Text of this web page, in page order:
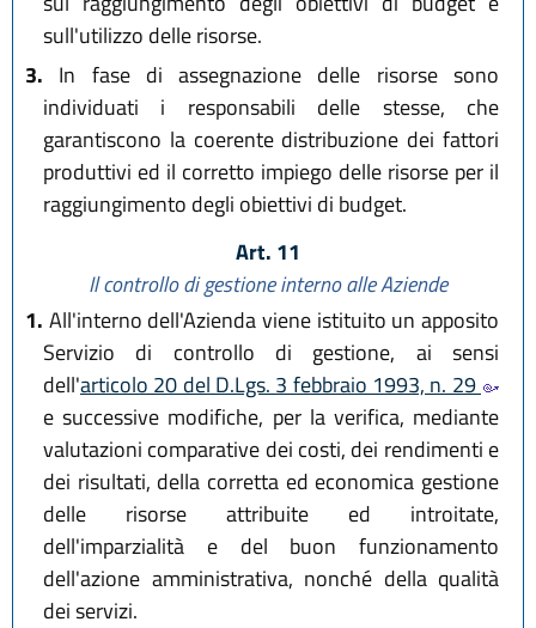
sull'utilizzo delle risorse.
3. In fase di assegnazione delle risorse sono
individuati i responsabili delle stesse, che
garantiscono la coerente distribuzione dei fattori
produttivi ed il corretto impiego delle risorse per il
raggiungimento degli obiettivi di budget.
Art. 11
Il controllo di gestione interno alle Aziende
1. All'interno dell'Azienda viene istituito un apposito
Servizio di controllo di gestione, ai sensi
dell'articolo 20 del D.Lgs. 3 febbraio 1993, n. 29
e successive modifiche, per la verifica, mediante
valutazioni comparative dei costi, dei rendimenti e
dei risultati, della corretta ed economica gestione
delle risorse attribuite ed introitate,
dell'imparzialità e del buon funzionamento
dell'azione amministrativa, nonché della qualità
dei servizi.